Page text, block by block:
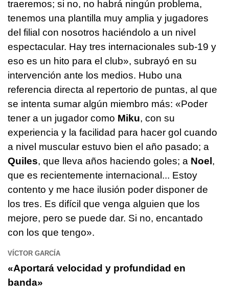
traeremos; si no, no habrá ningún problema,
tenemos una plantilla muy amplia y jugadores
del filial con nosotros haciéndolo a un nivel
espectacular. Hay tres internacionales sub-19 y
eso es un hito para el club», subrayó en su
intervención ante los medios. Hubo una
referencia directa al repertorio de puntas, al que
se intenta sumar algún miembro más: «Poder
tener a un jugador como Miku, con su
experiencia y la facilidad para hacer gol cuando
a nivel muscular estuvo bien el año pasado; a
Quiles, que lleva años haciendo goles; a Noel ,
que es recientemente internacional... Estoy
contento y me hace ilusión poder disponer de
los tres. Es difícil que venga alguien que los
mejore, pero se puede dar. Si no, encantado
con los que tengo».
VÍCTOR GARCÍA
«Aportará velocidad y profundidad en
banda»